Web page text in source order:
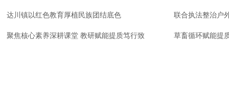
达川镇以红色教育厚植民族团结底色 联合执法整治户
聚焦核心素养深耕课堂 教研赋能提质笃行致 草畜循环赋能提